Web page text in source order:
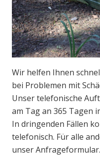
Wir helfen Ihnen
bei Problemen mit
Unser telefonische Auftragsannahme ist 24 Stunden
am Tag an 365 Tagen im Jahr zu
In dringenden Fällen
telefonisch. Für alle
unser Anfrageformular.